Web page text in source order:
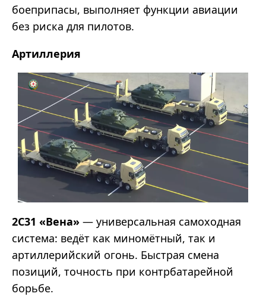
боеприпасы, выполняет функции авиации
без риска для пилотов.
Артиллерия
2С31 «Вена» — универсальная самоходная
система: ведёт как миномётный, так и
артиллерийский огонь. Быстрая смена
позиций, точность при контрбатарейной
борьбе.